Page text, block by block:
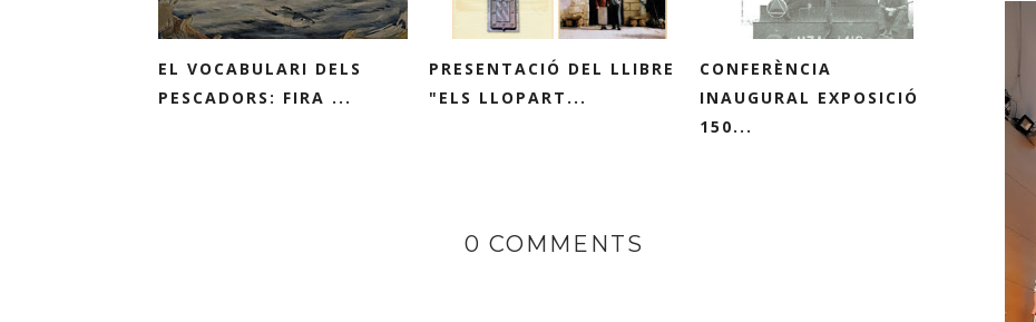
EL VOCABULARI DELS
PESCADORS: FIRA ...
PRESENTACIÓ DEL LLIBRE
"ELS LLOPART...
CONFERÈNCIA
INAUGURAL EXPOSICIÓ
150...
0 COMMENTS